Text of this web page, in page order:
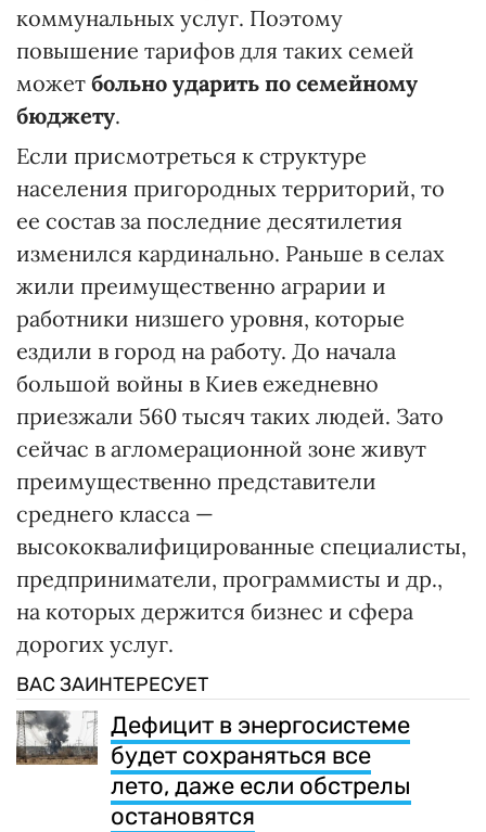
коммунальных услуг. Поэтому
повышение тарифов для таких семей
может больно ударить по семейному
бюджету.
Если присмотреться к структуре
населения пригородных территорий, то
ее состав за последние десятилетия
изменился кардинально. Раньше в селах
жили преимущественно аграрии и
работники низшего уровня, которые
ездили в город на работу. До начала
большой войны в Киев ежедневно
приезжали 560 тысяч таких людей. Зато
сейчас в агломерационной зоне живут
преимущественно представители
среднего класса —
высококвалифицированные специалисты,
предприниматели, программисты и др.,
на которых держится бизнес и сфера
дорогих услуг.
ВАС ЗАИНТЕРЕСУЕТ
Дефицит в энергосистеме
будет сохраняться все
лето, даже если обстрелы
остановятся